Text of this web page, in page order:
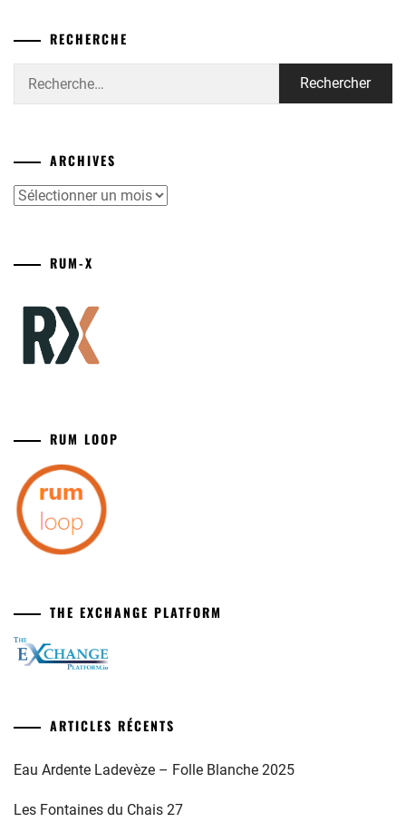
RECHERCHE
ARCHIVES
Archives
RUM-X
RUM LOOP
THE EXCHANGE PLATFORM
ARTICLES RÉCENTS
Eau Ardente Ladevèze – Folle Blanche 2025
Les Fontaines du Chais 27